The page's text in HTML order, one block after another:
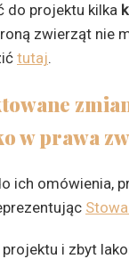
do projektu kilka
zwierząt nie
tutaj.
w prawa
ich omówienia,
i zbyt